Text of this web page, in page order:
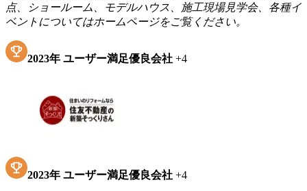
点、ショールーム、モデルハウス、施工現場見学会、各種イ
ベントについてはホームページをご覧ください。
2023年 ユーザー満足優良会社 +4
2023年 ユーザー満足優良会社 +4